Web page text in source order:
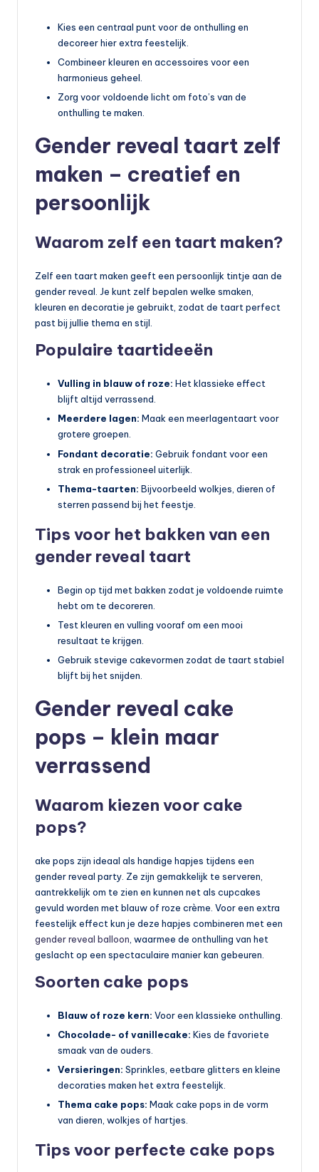
Kies een centraal punt voor de onthulling en
decoreer hier extra feestelijk.
Combineer kleuren en accessoires voor een
harmonieus geheel.
Zorg voor voldoende licht om foto’s van de
onthulling te maken.
Gender reveal taart zelf
maken – creatief en
persoonlijk
Waarom zelf een taart maken?
Zelf een taart maken geeft een persoonlijk tintje aan de
gender reveal. Je kunt zelf bepalen welke smaken,
kleuren en decoratie je gebruikt, zodat de taart perfect
past bij jullie thema en stijl.
Populaire taartideeën
Vulling in blauw of roze: Het klassieke effect
blijft altijd verrassend.
Meerdere lagen: Maak een meerlagentaart voor
grotere groepen.
Fondant decoratie: Gebruik fondant voor een
strak en professioneel uiterlijk.
Thema-taarten: Bijvoorbeeld wolkjes, dieren of
sterren passend bij het feestje.
Tips voor het bakken van een
gender reveal taart
Begin op tijd met bakken zodat je voldoende ruimte
hebt om te decoreren.
Test kleuren en vulling vooraf om een mooi
resultaat te krijgen.
Gebruik stevige cakevormen zodat de taart stabiel
blijft bij het snijden.
Gender reveal cake
pops – klein maar
verrassend
Waarom kiezen voor cake
pops?
ake pops zijn ideaal als handige hapjes tijdens een
gender reveal party. Ze zijn gemakkelijk te serveren,
aantrekkelijk om te zien en kunnen net als cupcakes
gevuld worden met blauw of roze crème. Voor een extra
feestelijk effect kun je deze hapjes combineren met een
gender reveal balloon , waarmee de onthulling van het
geslacht op een spectaculaire manier kan gebeuren.
Soorten cake pops
Blauw of roze kern: Voor een klassieke onthulling.
Chocolade- of vanillecake: Kies de favoriete
smaak van de ouders.
Versieringen: Sprinkles, eetbare glitters en kleine
decoraties maken het extra feestelijk.
Thema cake pops: Maak cake pops in de vorm
van dieren, wolkjes of hartjes.
Tips voor perfecte cake pops